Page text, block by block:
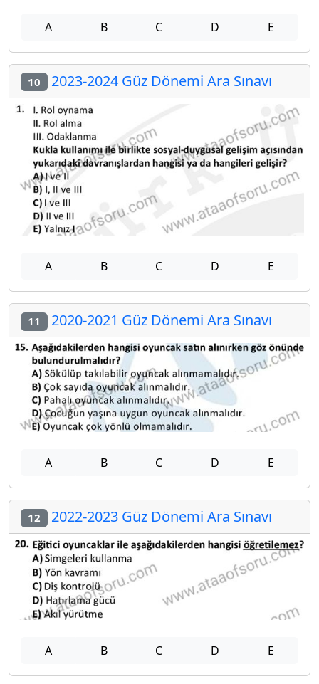
A B C D E
10 2023-2024 Güz Dönemi Ara Sınavı
A B C D E
11 2020-2021 Güz Dönemi Ara Sınavı
A B C D E
12 2022-2023 Güz Dönemi Ara Sınavı
A B C D E